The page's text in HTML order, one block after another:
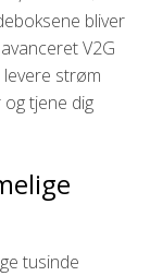
bliver
V2G
levere strøm
tjene dig
tusinde